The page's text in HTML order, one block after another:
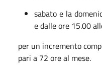
sabato e la
e dalle ore 15.00
per un incremento
pari a 72 ore al mese.